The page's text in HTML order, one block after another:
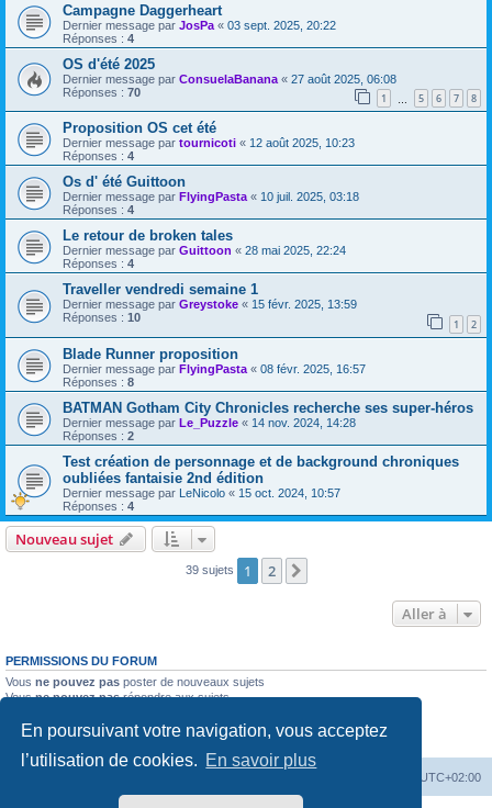
En poursuivant votre navigation, vous acceptez
l’utilisation de cookies. En savoir plus
Campagne Daggerheart
Dernier message par JosPa « 03 sept. 2025, 20:22
Réponses : 4
OS d'été 2025
Dernier message par ConsuelaBanana « 27 août 2025, 06:08
Réponses : 70 1 5 6 7 8
Proposition OS cet été
Dernier message par tournicoti « 12 août 2025, 10:23
Réponses : 4
Os d' été Guittoon
Dernier message par FlyingPasta« 10 juil. 2025, 03:18
Réponses : 4
Le retour de broken tales
Dernier message par Guittoon « 28 mai 2025, 22:24
Réponses : 4
Traveller vendredi semaine 1
Dernier message par Greystoke « 15 févr. 2025, 13:59
Réponses : 10 1 2
Blade Runner proposition
Dernier message par FlyingPasta « 08 févr. 2025, 16:57
Réponses : 8
BATMAN Gotham City Chronicles recherche ses super-héros
Dernier message par Le_Puzzle « 14 nov. 2024, 14:28
Réponses : 2
Test création de personnage et de background chroniques
oubliées fantaisie 2nd édition
Dernier message par LeNicolo « 15 oct. 2024, 10:57
Réponses : 4
Nouveau sujet
39 sujets 1 2
Aller à
PERMISSIONS DU FORUM
Vous ne pouvez pas poster de nouveaux sujets
Vousne pouvez pasrépondre aux sujets
Vousne pouvez passupprimer vos messages
ne pouvez pas joindre des fichiers
UTC+02:00